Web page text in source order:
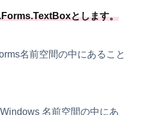
とします。
名前空間の中にあること
名前空間の中にあ